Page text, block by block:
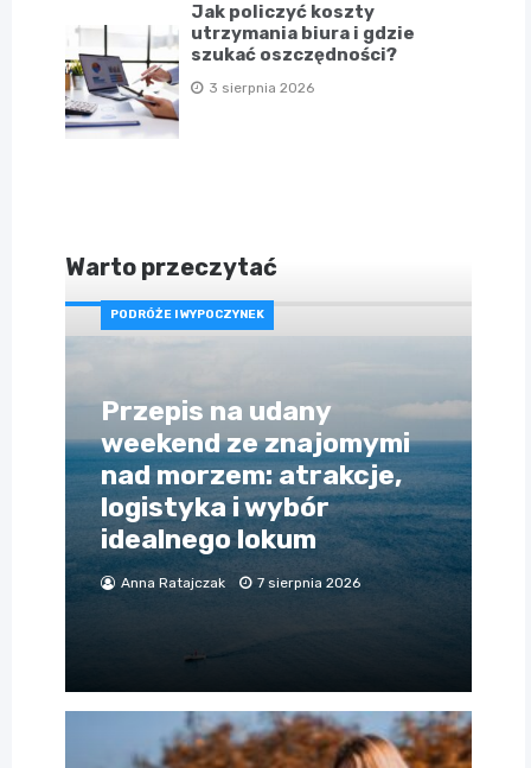
Jak policzyć koszty
utrzymania biura i gdzie
szukać oszczędności?
3 sierpnia 2026
Warto przeczytać
PODRÓŻE I WYPOCZYNEK
Przepis na udany
weekend ze znajomymi
nad morzem: atrakcje,
logistyka i wybór
idealnego lokum
Anna Ratajczak 7 sierpnia 2026